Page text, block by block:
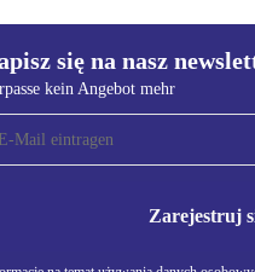
(-75%)
się na nasz
kein Angebot mehr
Zarejestruj
oferty.
Informacje na
Polityce